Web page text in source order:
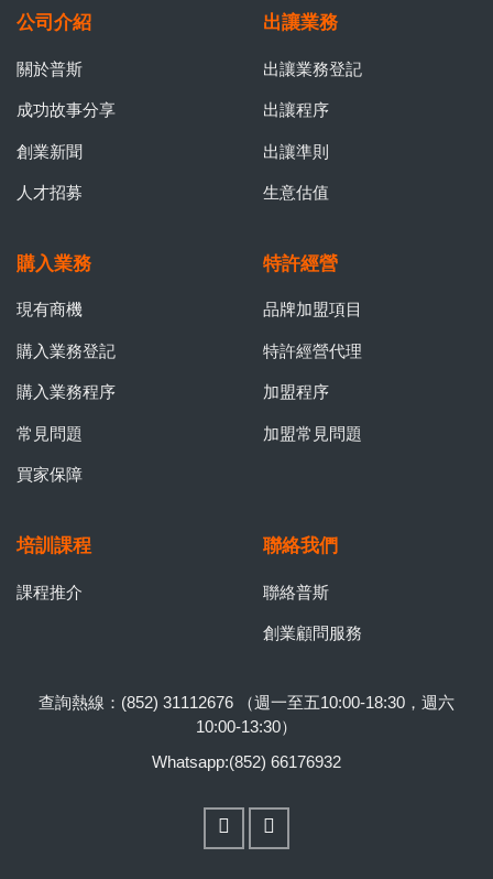
公司介紹
關於普斯
成功故事分享
創業新聞
人才招募
出讓業務
出讓業務登記
出讓程序
出讓準則
生意估值
購入業務
現有商機
購入業務登記
購入業務程序
常見問題
買家保障
特許經營
品牌加盟項目
特許經營代理
加盟程序
加盟常見問題
培訓課程
課程推介
聯絡我們
聯絡普斯
創業顧問服務
查詢熱線：(852) 31112676 （週一至五10:00-18:30，週六
10:00-13:30）
Whatsapp:(852) 66176932